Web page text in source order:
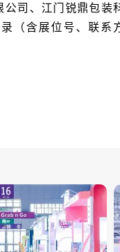
司、江门锐鼎包装
（含展位号、联系
专业观众，其中海外
，三展联动发挥强大
IP授权及衍生品等全
精准匹配全球采购